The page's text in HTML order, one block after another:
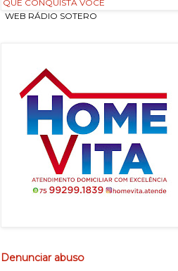
ㅤ WEB RÁDIO SOTERO
Denunciar abuso